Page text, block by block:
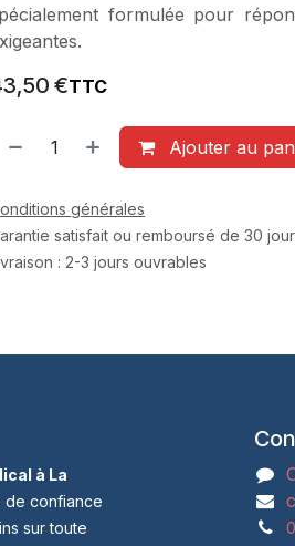
formulée pour
€TTC
Ajouter au
générales
satisfait ou remboursé de 30
: 2-3 jours ouvrables
à La
de confiance
sur toute